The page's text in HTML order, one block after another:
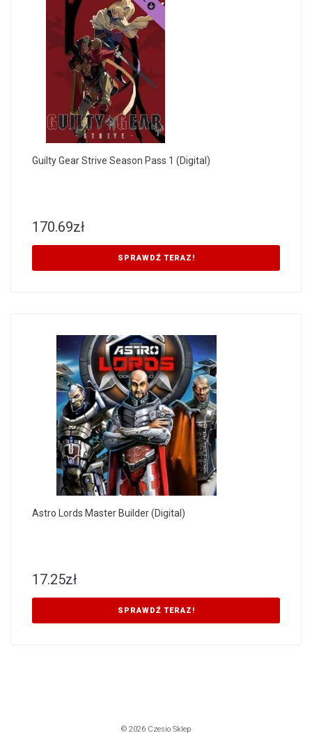
Guilty Gear Strive Season Pass 1 (Digital)
170.69zł
SPRAWDŹ TERAZ!
Astro Lords Master Builder (Digital)
17.25zł
SPRAWDŹ TERAZ!
© 2026 Czesio Sklep